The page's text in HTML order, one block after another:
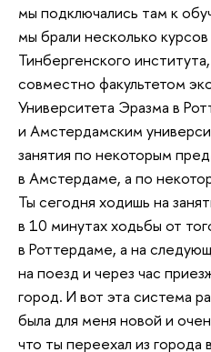
мы подключались там к
мы брали несколько
Тинбергенского
совместно факультетом
Университета Эразма в
и Амстердамским
занятия по некоторым
в Амстердаме, а по
Ты сегодня ходишь на
в 10 минутах ходьбы от
в Роттердаме, а на
на поезд и через час
город. И вот эта система
была для меня новой и
что ты переехал из города